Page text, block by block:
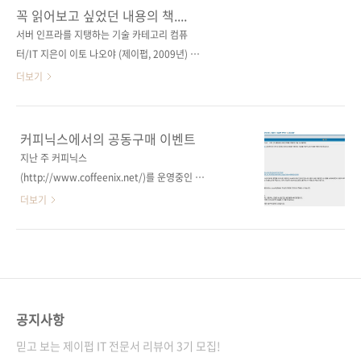
출판사 추천신간과 함께 하반기도 리스타트 하
세요 할인에 쿠폰은 기본! 추첨을 통해 노트북과
디카등 푸짐한 경품을 드립니다. 이벤트 기간 :
2009..
수고로 책 한 권 받는다니.. 하하.. 저 같으면 바로
스캔 뜨겠습니다. ^^ 안녕하세요, ITC 출판사입
니다. 이런 책을 기다리던 독자가 있었을지는 모
것이다. 혹은 어떻게 해야 한다. 혹은 이렇게 하
면 좋을 것이다... 등등에 대한 이야기가 담긴 책
월 31일 현재 인터파크에서는 예약판매를 하고
있는데요, 관심이 있으신 분들은 미리 구매를 해
두셔도 좋을 듯합니다. 책에 대한 ..
꼭 읽어보고 싶었던 내용의 책....
서버 인프라를 지탱하는 기술 카테고리 컴퓨
터/IT 지은이 이토 나오야 (제이펍, 2009년) 상
세보기 위 책의 판매를 시작한 지 한 달이 넘었습
참으로 고맙습니다. 인터넷서점 및 블로그 등에
여러분들이 올린 글들을 한 곳에 모아보았습니
다. 예스24 서평 꼭 읽어 보고 싶었던 내용의 책.
천1 | 댓글0 원문주소 :
http://blog.yes24.com/document/1353116
더보기
커피닉스에서의 공동구매 이벤트
지난 주 커피닉스
(http://www.coffeenix.net/)를 운영중인 좋
은진호님과 연락이 닿아 커피닉스 회원 및 방문
행할 기회가 있기를 저도 바랍니다. 커피닉스 공
럽고 꼼꼼한 진행 덕분에 53시간이라는 찰라
더보기
공지사항
믿고 보는 제이펍 IT 전문서 리뷰어 3기 모집!